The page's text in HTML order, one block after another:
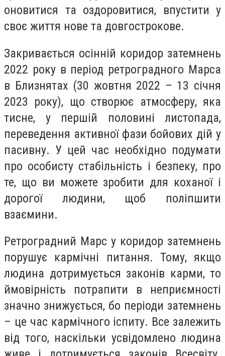
оновитися та оздоровитися, впустити у
своє життя нове та довгострокове.
Закривається осінній коридор затемнень
2022 року в період ретроградного Марса
в Близнятах (30 жовтня 2022 – 13 січня
2023 року), що створює атмосферу, яка
тисне, у першій половині листопада,
переведення активної фази бойових дій у
пасивну. У цей час необхідно подумати
про особисту стабільність і безпеку, про
те, що ви можете зробити для коханої і
дорогої людини, щоб поліпшити
взаємини.
Ретроградний Марс у коридор затемнень
порушує кармічні питання. Тому, якщо
людина дотримується законів карми, то
ймовірність потрапити в неприємності
значно знижується, бо періоди затемнень
– це час кармічного іспиту. Все залежить
від того, наскільки усвідомлено людина